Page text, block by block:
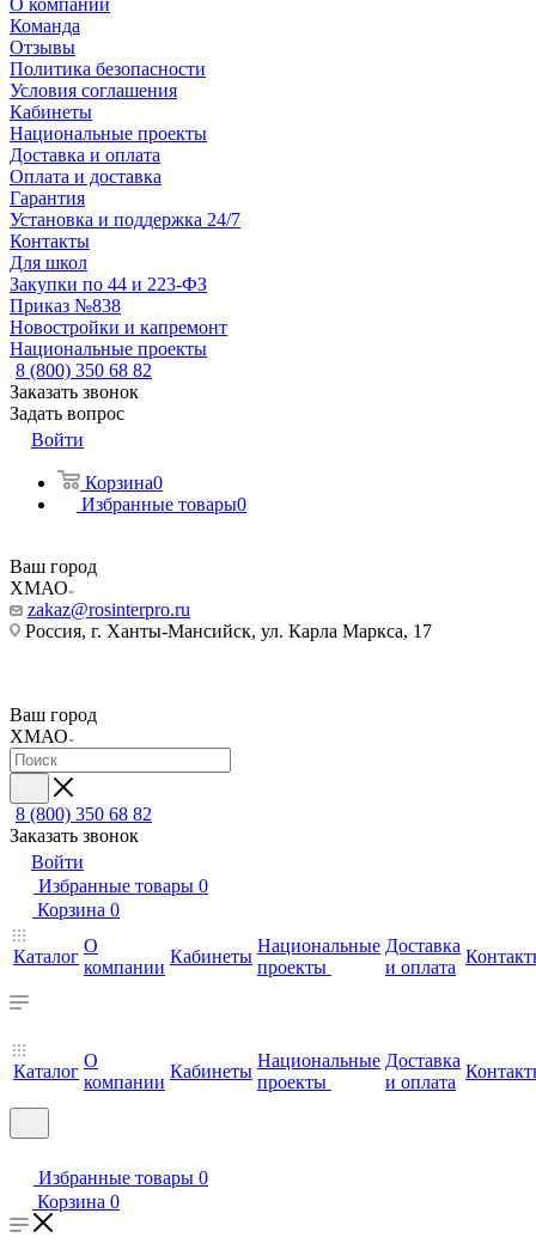
О компании
Команда
Отзывы
Политика безопасности
Условия соглашения
Кабинеты
Национальные проекты
Доставка и оплата
Оплата и доставка
Гарантия
Установка и поддержка 24/7
Контакты
Для школ
Закупки по 44 и 223-ФЗ
Приказ №838
Новостройки и капремонт
Национальные проекты
8 (800) 350 68 82
Заказать звонок
Задать вопрос
Войти
Корзина0
Избранные товары0
Ваш город
ХМАО
zakaz@rosinterpro.ru
Россия, г. Ханты-Мансийск, ул. Карла Маркса, 17
Ваш город
ХМАО
8 (800) 350 68 82
Заказать звонок
Войти
Избранные товары 0
Корзина 0
Каталог
О
компании
Кабинеты
Национальные
проекты
Доставка
и оплата
Каталог
О
компании
Кабинеты
Национальные
проекты
Доставка
и оплата
Избранные товары 0
Корзина 0